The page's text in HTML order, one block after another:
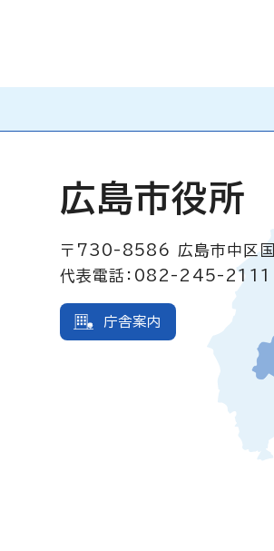
広島市役所
〒730-8586
広島市中区
代表電話：082-245-2111
庁舎案内